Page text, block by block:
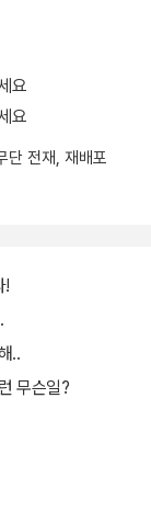
요
요
전재, 재배포